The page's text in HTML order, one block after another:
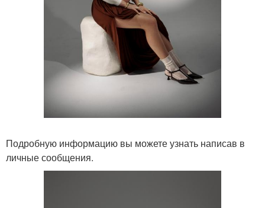
Подробную информацию вы можете узнать написав в
личные сообщения.